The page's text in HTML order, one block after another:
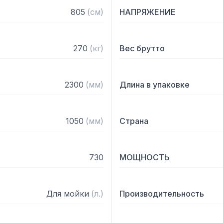
— Новые эргономичные
— Скорость: 1.5-2.0 м/мин
— Фильтры CLEAN+
— Система продвижения
изолированы для
805 (см) НАПРЯЖЕНИЕ
270 (кг) Вес брутто
2300 (мм) Длина в упаковке
1050 (мм) Страна
730 МОЩНОСТЬ
Для мойки (л.) Производительность